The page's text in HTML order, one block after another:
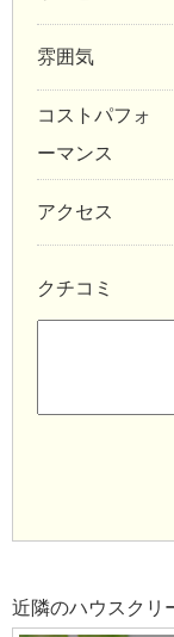
雰囲気
コストパフォ
ーマンス
アクセス
クチコミ
近隣のハウスクリ